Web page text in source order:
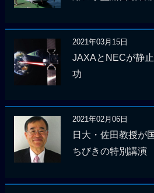
2021年03月15日
JAXAとNECが静
功
2021年02月06日
日大・佐田教授が
ちびきの特別講演